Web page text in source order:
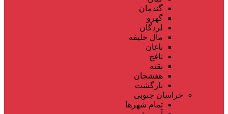
گندمان
گهرو
لردگان
مال خلیفه
ناغان
نافچ
نقنه
هفشجان
بازگشت
خراسان جنوبی
تمام شهر‌ها